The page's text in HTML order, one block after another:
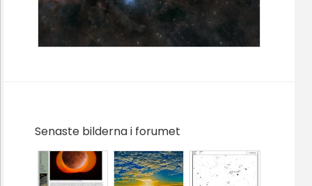
Senaste bilderna i forumet